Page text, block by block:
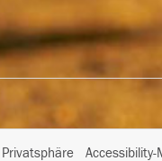
Privatsphäre I